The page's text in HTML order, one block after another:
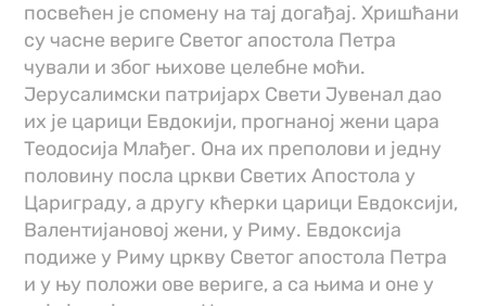
посвећен је спомену на тај догађај. Хришћани
су часне вериге Светог апостола Петра
чували и због њихове целебне моћи.
Јерусалимски патријарх Свети Јувенал дао
их је царици Евдокији, прогнаној жени цара
Теодосија Млађег. Она их преполови и једну
половину посла цркви Светих Апостола у
Цариграду, а другу кћерки царици Евдоксији,
Валентијановој жени, у Риму. Евдоксија
подиже у Риму цркву Светог апостола Петра
и у њу положи ове вериге, а са њима и оне у